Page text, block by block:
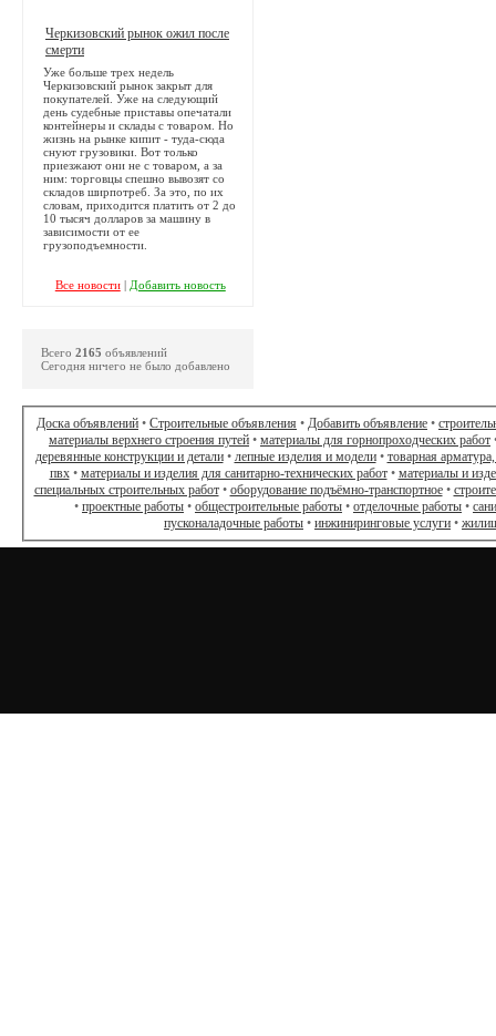
Черкизовский рынок ожил после
смерти
Уже больше трех недель
Черкизовский рынок закрыт для
покупателей. Уже на следующий
день судебные приставы опечатали
контейнеры и склады с товаром. Но
жизнь на рынке кипит - туда-сюда
снуют грузовики. Вот только
приезжают они не с товаром, а за
ним: торговцы спешно вывозят со
складов ширпотреб. За это, по их
словам, приходится платить от 2 до
10 тысяч долларов за машину в
зависимости от ее
грузоподъемности.
Все новости| Добавить новость
Всего 2165 объявлений
Сегодня ничего не было добавлено
Доска объявлений • Строительные объявления • Добавить объявление •
материалы верхнего строения путей • материалы для горнопроходческих работ
деревянные конструкции и детали• лепные изделия и модели• товарная
пвх• материалы и изделия для санитарно-технических работ• материалы и
специальных строительных работ• оборудование подъёмно-транспортное•
• проектные работы • общестроительные работы • отделочные работы •
пусконаладочные работы • инжиниринговые услуги •